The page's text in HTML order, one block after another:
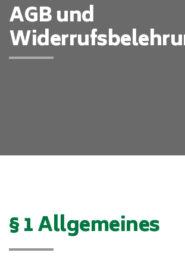
AGB und
§ 1 Allgemeines